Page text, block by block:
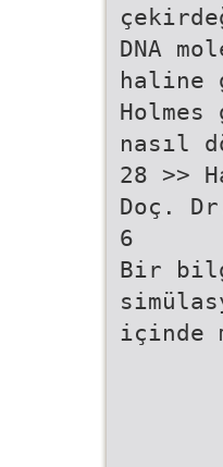
DNA
haline
nasıl
28 >>
Doç.
6
Bir
içinde